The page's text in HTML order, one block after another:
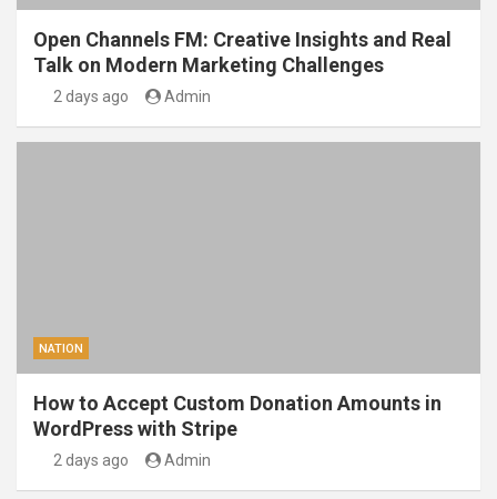
Open Channels FM: Creative Insights and Real
Talk on Modern Marketing Challenges
2 days ago Admin
NATION
How to Accept Custom Donation Amounts in
WordPress with Stripe
2 days ago Admin